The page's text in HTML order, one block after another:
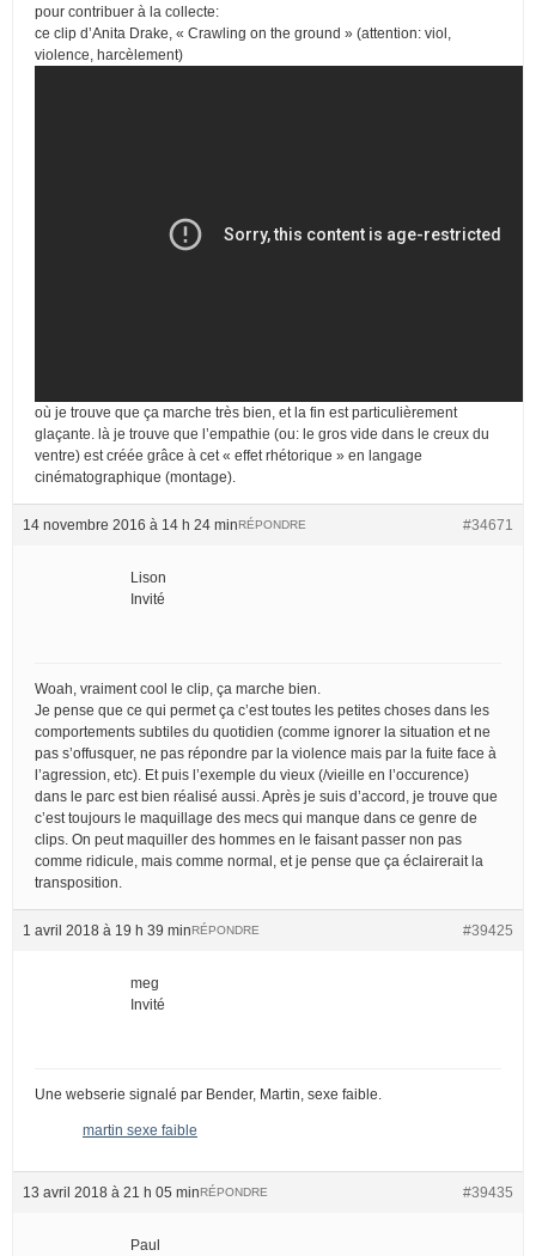
pour contribuer à la collecte:
ce clip d’Anita Drake, « Crawling on the ground » (attention: viol,
violence, harcèlement)
où je trouve que ça marche très bien, et la fin est particulièrement
glaçante. là je trouve que l’empathie (ou: le gros vide dans le creux du
ventre) est créée grâce à cet « effet rhétorique » en langage
cinématographique (montage).
14 novembre 2016 à 14 h 24 min #34671
RÉPONDRE
Lison
Invité
Woah, vraiment cool le clip, ça marche bien.
Je pense que ce qui permet ça c’est toutes les petites choses dans les
comportements subtiles du quotidien (comme ignorer la situation et ne
pas s’offusquer, ne pas répondre par la violence mais par la fuite face à
l’agression, etc). Et puis l’exemple du vieux (/vieille en l’occurence)
dans le parc est bien réalisé aussi. Après je suis d’accord, je trouve que
c’est toujours le maquillage des mecs qui manque dans ce genre de
clips. On peut maquiller des hommes en le faisant passer non pas
comme ridicule, mais comme normal, et je pense que ça éclairerait la
transposition.
1 avril 2018 à 19 h 39 min #39425
RÉPONDRE
meg
Invité
Une webserie signalé par Bender, Martin, sexe faible.
martin sexe faible
13 avril 2018 à 21 h 05 min #39435
RÉPONDRE
Paul